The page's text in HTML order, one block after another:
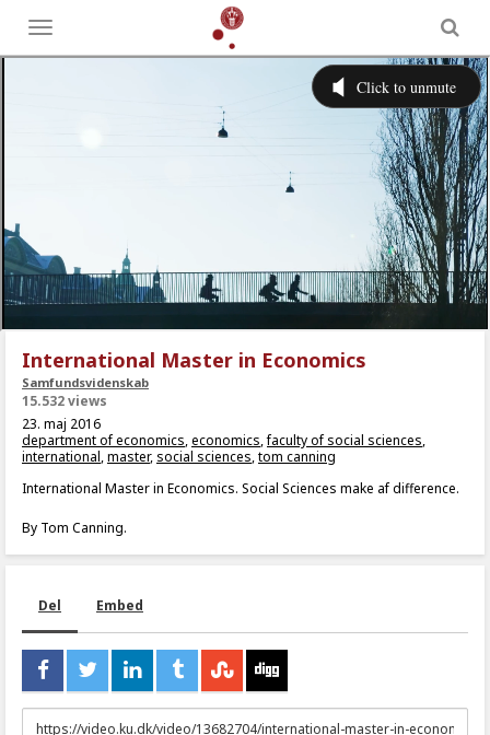
Toggle
menu
International Master in Economics
Samfundsvidenskab
15.532 views
23. maj 2016
department of economics,economics,faculty of social sciences,
international,master, social sciences,tom canning
International Master in Economics. Social Sciences make af difference.
By Tom Canning.
Del Embed
URL